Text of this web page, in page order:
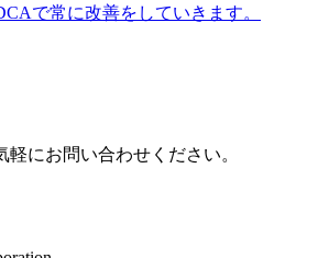
で常に改善をしていきます。
軽にお問い合わせください。